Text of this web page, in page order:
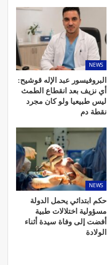
NEWS
البروفيسور عبد الإله قوشيح:
أي نزيف بعد انقطاع الطمث
ليس طبيعيا ولو كان مجرد
نقطة دم
NEWS
حكم ابتدائي يحمل الدولة
مسؤولية اختلالات طبية
أفضت إلى وفاة سيدة أثناء
الولادة